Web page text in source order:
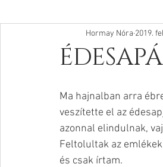
Hormay Nóra 2019.
Ma hajnalban arra
veszítette el az
azonnal elindulnak,
Feltolultak az
és csak írtam.